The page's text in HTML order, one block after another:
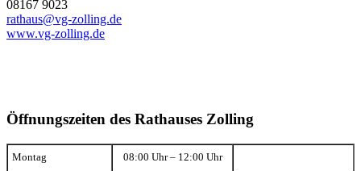
08167 9023
rathaus@vg-zolling.de
www.vg-zolling.de
Öffnungszeiten des Rathauses Zolling
Montag 08:00 Uhr – 12:00 Uhr